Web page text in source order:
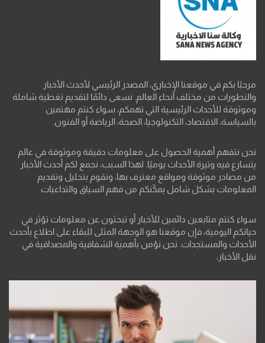
مرحبًا بكم في موقعنا الإخباري، المصدر الرئيسي لأحدث الأخبار
والتطورات من مختلف أنحاء العالم. نسعى دائمًا لتقديم تغطية شاملة
وموثوقة للأحداث الرئيسية التي تهمكم، سواء كنتم مهتمين
بالسياسة، الاقتصاد، التكنولوجيا، الصحة، الرياضة أو الفنون.
نحن نتفهم أهمية الحصول على معلومات دقيقة وموثوقة في عالم
يتسارع فيه وتيرة الأحداث يوميًا. لهذا السبب، نجمع لكم أحدث الأخبار
من مصادر موثوقة ومواقع معترف بها، ونقوم بتحليل وتقديم
المعلومات بشكل شامل يمكّنكم من فهم السياق والتداعيات.
سواء كنتم متابعين دائمين للأخبار أو تبحثون عن معلومات تؤثر في
حياتكم اليومية، فإن موقعنا هو الوجهة المثلى للبقاء على اطلاع بأحدث
الأحداث والمستجدات. نحن نؤمن بأهمية الشفافية والمصداقية في
نقل الأخبار،